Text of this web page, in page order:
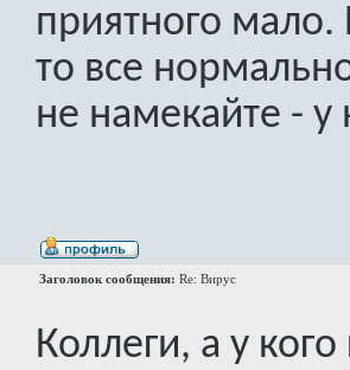
приятного мало.
то все
не намекайте - у
Заголовок сообщения: Re: Вирус
Коллеги, а у